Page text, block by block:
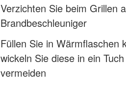
Verzichten Sie beim Grillen
Brandbeschleuniger
Füllen Sie in Wärmflaschen
wickeln Sie diese in ein
vermeiden